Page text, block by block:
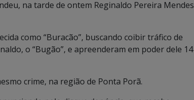
na tarde de ontem Reginaldo Pereira Mendes
como “Buracão”, buscando coibir tráfico de
o “Bugão”, e apreenderam em poder dele 14
crime, na região de Ponta Porã.